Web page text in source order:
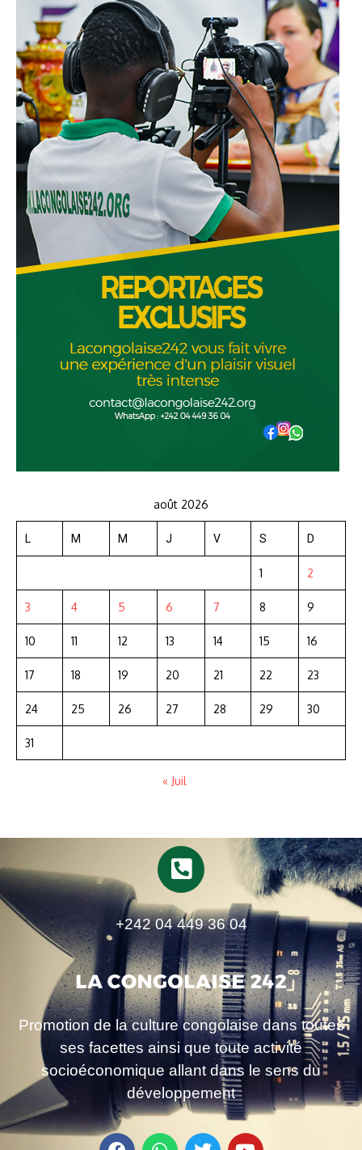
août 2026
L M M J V S D
1 2
3 4 5 6 7 8 9
10 11 12 13 14 15 16
17 18 19 20 21 22 23
24 25 26 27 28 29 30
31
« Juil
+242 04 449 36 04
Promotion de la culture congolaise dans toutes
ses facettes ainsi que toute activité
socioéconomique allant dans le sens du
développement